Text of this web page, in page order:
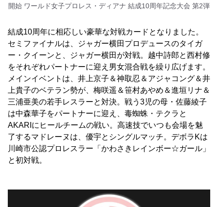
開始 ワールド女子プロレス・ディアナ 結成10周年記念大会 第2弾
結成10周年に相応しい豪華な対戦カードとなりました。
セミファイナルは、ジャガー横田プロデュースのタイガ
ー・クイーンと、ジャガー横田が対戦。越中詩郎と西村修
をそれぞれパートナーに迎え男女混合戦を繰り広げます。
メインイベントは、井上京子＆神取忍＆アジャコング＆井
上貴子のベテラン勢が、梅咲遥＆笹村あやめ＆進垣リナ＆
三浦亜美の若手レスラーと対決。戦う3児の母・佐藤綾子
は中森華子をパートナーに迎え、毒蜘蛛・テクラと
AKARIにヒールチームの戦い。高速技でいつも会場を魅
了するマドレーヌは、優宇とシングルマッチ。デボラKは
川崎市公認プロレスラー「かわさきレインボー☆ガール」
と初対戦。